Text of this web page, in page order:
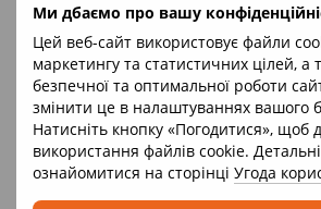
Ми дбаємо про вашу
Цей веб-сайт використовує файли
маркетингу та статистичних цілей, а
безпечної та оптимальної роботи
змінити це в налаштуваннях вашого
Натисніть кнопку «Погодитися», щоб
використання файлів cookie.
ознайомитися на сторінці Угода
Характеристики
Колір Синій
Відгуки